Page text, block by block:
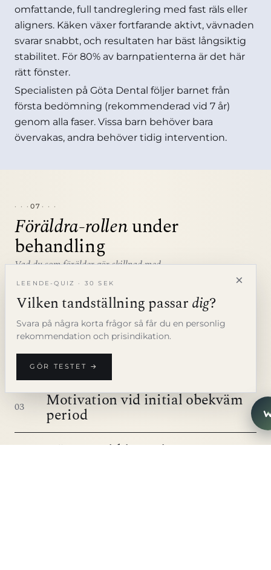
omfattande, full tandreglering med fast räls eller
aligners. Käken växer fortfarande aktivt, vävnaden
svarar snabbt, och resultaten har bäst långsiktig
stabilitet. För 80% av barnpatienterna är det här
rätt fönster.
Specialisten på Göta Dental följer barnet från
första bedömning (rekommenderad vid 7 år)
genom alla faser. Vissa barn behöver bara
övervakas, andra behöver tidig intervention.
07
Föräldra-rollenunder
behandling
Vad du som förälder gör skillnad med.
01 Hygien-rutin de första
veckorna
Bärtid-disciplin vid aligners
03 Motivation vid initial obekväm
period
04 Närvaro vid justeringar
×
LEENDE-QUIZ · 30 SEK
Vilken tandställning passardig?
Svara på några korta frågor så får du en personlig
rekommendation och prisindikation.
GÖR TESTET →